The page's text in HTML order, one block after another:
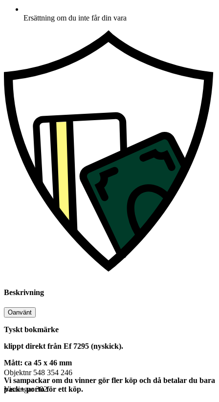
Ersättning om du inte får din vara
Beskrivning
Oanvänt
Tyskt bokmärke
klippt direkt från Ef 7295 (nyskick).
Mått: ca 45 x 46 mm
Vi sampackar om du vinner gör fler köp och då betalar du bara
pack+ porto för ett köp.
Objektnr 548 354 246
Visningar 302